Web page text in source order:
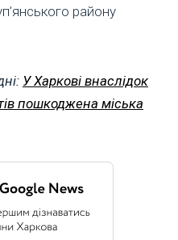
району
У Харкові внаслідок
пошкоджена міська